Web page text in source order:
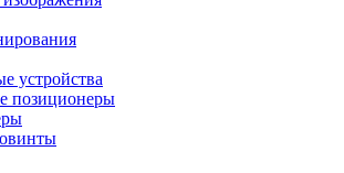
устройства
позиционеры